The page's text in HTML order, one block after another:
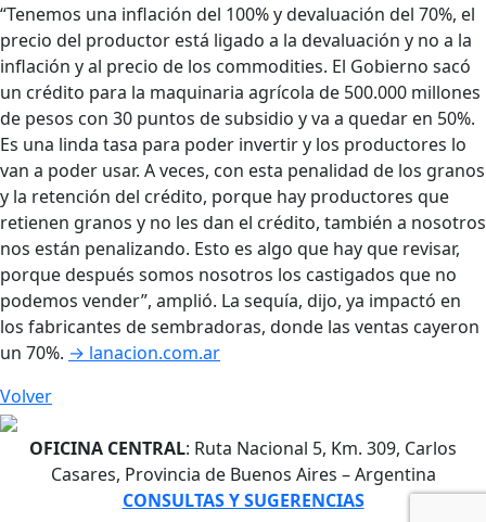
“Tenemos una inflación del 100% y devaluación del 70%, el
precio del productor está ligado a la devaluación y no a la
inflación y al precio de los commodities. El Gobierno sacó
un crédito para la maquinaria agrícola de 500.000 millones
de pesos con 30 puntos de subsidio y va a quedar en 50%.
Es una linda tasa para poder invertir y los productores lo
van a poder usar. A veces, con esta penalidad de los granos
y la retención del crédito, porque hay productores que
retienen granos y no les dan el crédito, también a nosotros
nos están penalizando. Esto es algo que hay que revisar,
porque después somos nosotros los castigados que no
podemos vender”, amplió. La sequía, dijo, ya impactó en
los fabricantes de sembradoras, donde las ventas cayeron
un 70%. → lanacion.com.ar
Volver
OFICINA CENTRAL: Ruta Nacional 5, Km. 309, Carlos
Casares, Provincia de Buenos Aires – Argentina
CONSULTAS Y SUGERENCIAS